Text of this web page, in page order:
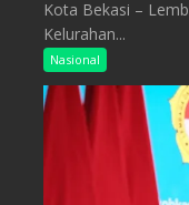
Kota Bekasi –
Kelurahan...
Nasional